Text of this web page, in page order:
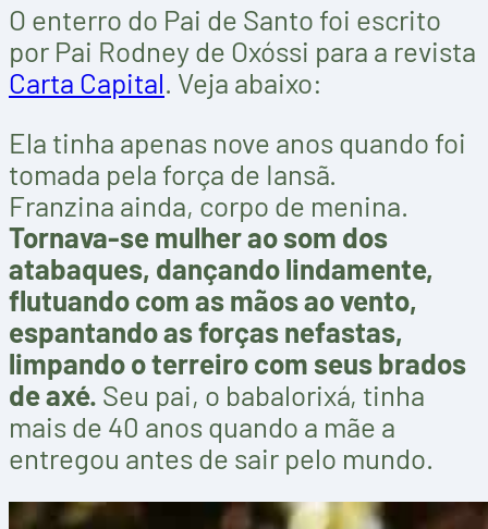
O enterro do Pai de Santo foi escrito
por Pai Rodney de Oxóssi para a revista
Carta Capital. Veja abaixo:
Ela tinha apenas nove anos quando foi
tomada pela força de Iansã.
Franzina ainda, corpo de menina.
Tornava-se mulher ao som dos
atabaques, dançando lindamente,
flutuando com as mãos ao vento,
espantando as forças nefastas,
limpando o terreiro com seus brados
de axé. Seu pai, o babalorixá, tinha
mais de 40 anos quando a mãe a
entregou antes de sair pelo mundo.